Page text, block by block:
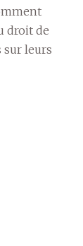
droit de
sur leurs